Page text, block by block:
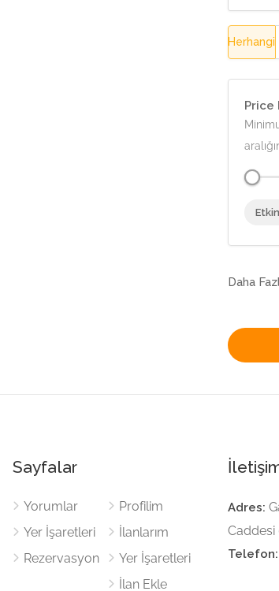
Herhangi
Price
Sayfalar
Yorumlar
Yer İşaretleri
Rezervasyon
Profilim
İlanlarım
Yer İşaretleri
İlan Ekle
Adres:
Telefon: